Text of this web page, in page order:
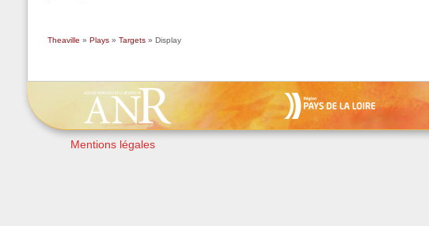
Theaville »Plays »Targets » Display
Mentions légales